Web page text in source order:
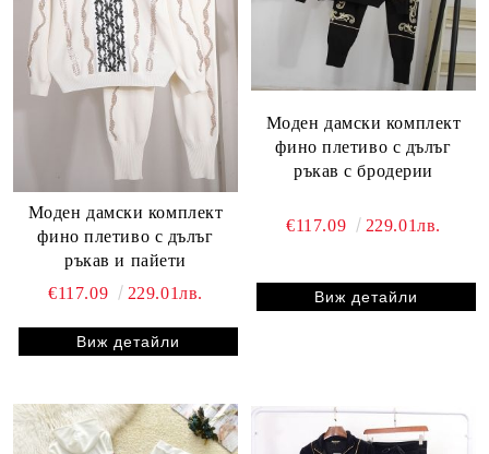
Моден дамски комплект
фино плетиво с дълъг
ръкав и пайети
€117.09
229.01лв.
Виж детайли
Моден дамски комплект
фино плетиво с дълъг
ръкав с бродерии
€117.09 229.01лв.
Виж детайли